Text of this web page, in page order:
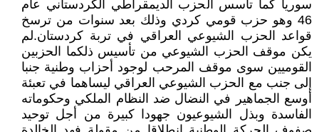
سوريا كما تأسس الحزب الديمقراطي الكردستاني عام
46 وهو حزب قومي كردي وذلك بعد سنوات من ترسخ
قواعد الحزب الشيوعي العراقي في تربة كردستان.لم
يكن موقف الحزب الشيوعي من تأسيس ذلكما الحزبين
القوميين سوى موقف المرحب لوجود أحزاب وطنية جنبا
إلى جنب مع الحزب الشيوعي العراقي ليساهما في تعبئة
أوسع الجماهير في النضال ضد النظام الملكي وحكوماته
الفاسدة وبذل الشيوعيون جهودا كبيرة من أجل توحيد